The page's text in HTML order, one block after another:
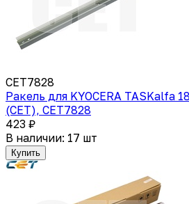
CET7828
Ракель для KYOCERA TASKalfa
(CET), CET7828
423 ₽
В наличии: 17 шт
Купить